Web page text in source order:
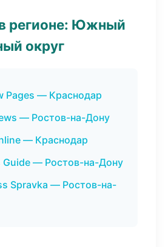
регионе: Южный
округ
Pages — Краснодар
— Ростов-на-Дону
— Краснодар
Guide — Ростов-на-Дону
Spravka — Ростов-на-